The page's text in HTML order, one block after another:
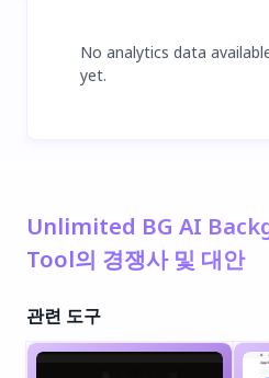
No analytics data
yet.
Unlimited BG AI
Tool의 경쟁사 및 대안
관련 도구